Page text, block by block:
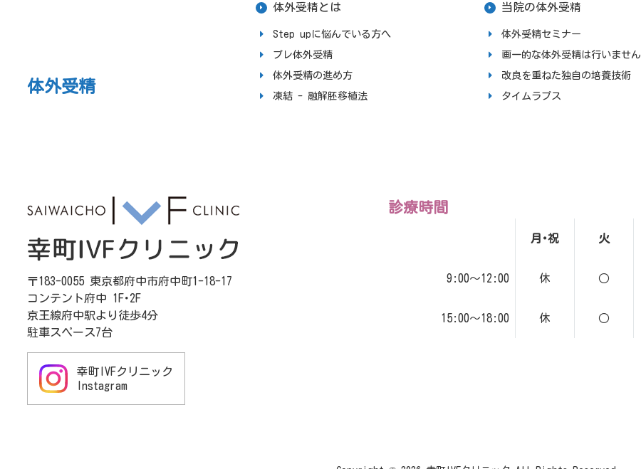
体外受精
体外受精とは
Step upに悩んでいる方へ
プレ体外受精
体外受精の進め方
凍結 - 融解胚移植法
当院の体外受精
体外受精セミナー
画一的な体外受精は行いません
改良を重ねた独自の培養技術
タイムラプス
〒183-0055 東京都府中市府中町1-18-17
コンテント府中 1F･2F
京王線府中駅より徒歩4分
駐車スペース7台
幸町IVFクリニック
Instagram
診療時間
月･祝 火
9:00～12:00 休 ○
15:00～18:00 休 ○